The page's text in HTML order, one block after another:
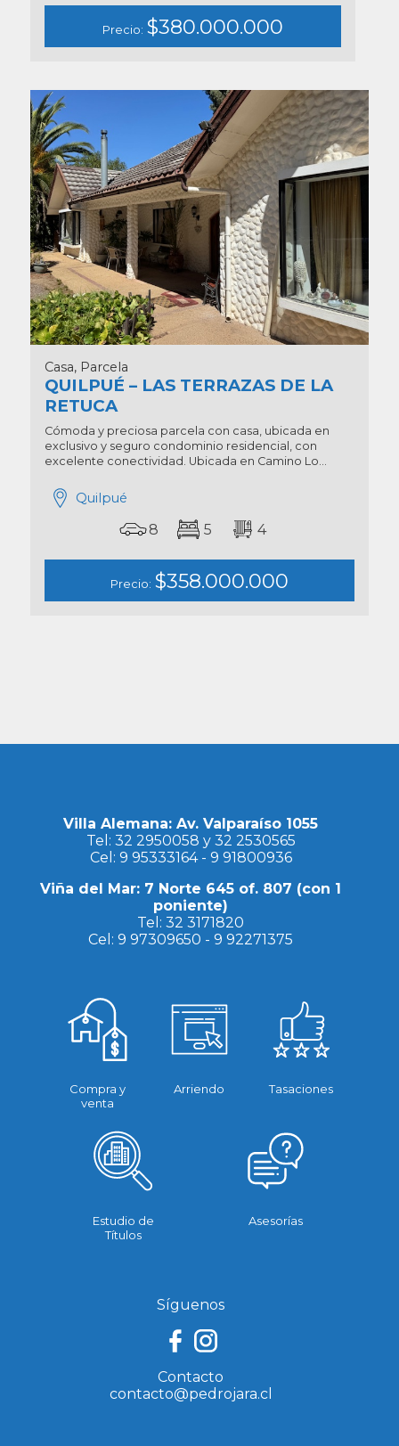
Precio: $380.000.000
Casa, Parcela
QUILPUÉ – LAS TERRAZAS DE LA
RETUCA
Cómoda y preciosa parcela con casa, ubicada en
exclusivo y seguro condominio residencial, con
excelente conectividad. Ubicada en Camino Lo...
Quilpué
8 5 4
Precio: $358.000.000
Villa Alemana: Av. Valparaíso 1055
Tel: 32 2950058 y 32 2530565
Cel: 9 95333164- 9 91800936
Viña del Mar: 7 Norte 645 of. 807 (con 1
poniente)
Tel:32 3171820
Cel:9 97309650 -9 92271375
Compra y
venta
Arriendo Tasaciones
Estudio de
Títulos
Asesorías
Síguenos
Contacto
contacto@pedrojara.cl